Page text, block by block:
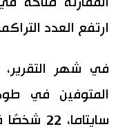
تجارب وآراء
اقتصاد
المطبخ الياباني
ارتفع العدد التراكمي إلى